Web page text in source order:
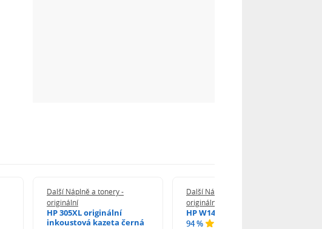
Další Náplně a tonery -
originální
HP 305XL originální
inkoustová kazeta černá
Další Náplně a tonery -
originální
HP W1420A - originální
94 %